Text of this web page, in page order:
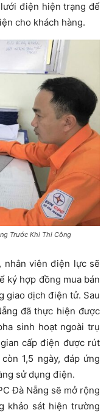
điện hiện trạng để
cho khách hàng.
Trước Khi Thi Công
nhân viên điện lực sẽ
ký hợp đồng mua bán
giao dịch điện tử. Sau
đã thực hiện được
sinh hoạt ngoài trụ
cấp điện được rút
1,5 ngày, đáp ứng
sử dụng điện.
Đà Nẵng sẽ mở rộng
khảo sát hiện trường